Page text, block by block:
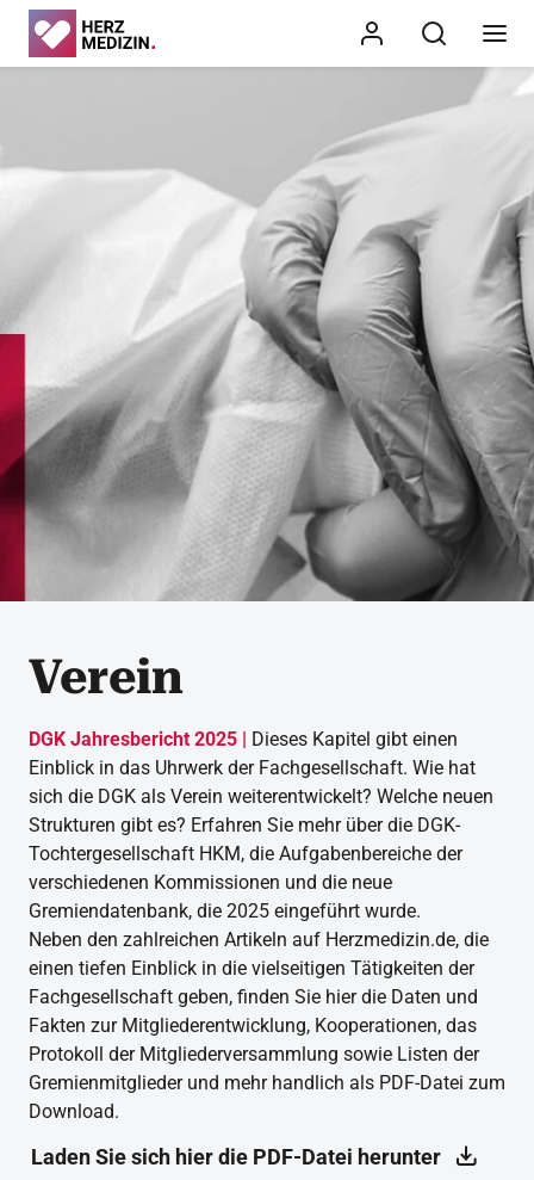
Verein
DGK Jahresbericht 2025 | Dieses Kapitel gibt einen
Einblick in das Uhrwerk der Fachgesellschaft. Wie hat
sich die DGK als Verein weiterentwickelt? Welche neuen
Strukturen gibt es? Erfahren Sie mehr über die DGK-
Tochtergesellschaft HKM, die Aufgabenbereiche der
verschiedenen Kommissionen und die neue
Gremiendatenbank, die 2025 eingeführt wurde.
Neben den zahlreichen Artikeln auf Herzmedizin.de, die
einen tiefen Einblick in die vielseitigen Tätigkeiten der
Fachgesellschaft geben, finden Sie hier die Daten und
Fakten zur Mitgliederentwicklung, Kooperationen, das
Protokoll der Mitgliederversammlung sowie Listen der
Gremienmitglieder und mehr handlich als PDF-Datei zum
Download.
Laden Sie sich hier die PDF-Datei herunter